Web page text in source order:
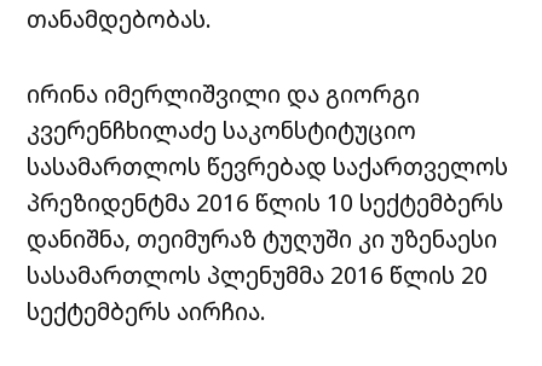
თანამდებობას.
ირინა იმერლიშვილი და გიორგი
კვერენჩხილაძე საკონსტიტუციო
სასამართლოს წევრებად საქართველოს
პრეზიდენტმა 2016 წლის 10 სექტემბერს
დანიშნა, თეიმურაზ ტუღუში კი უზენაესი
სასამართლოს პლენუმმა 2016 წლის 20
სექტემბერს აირჩია.